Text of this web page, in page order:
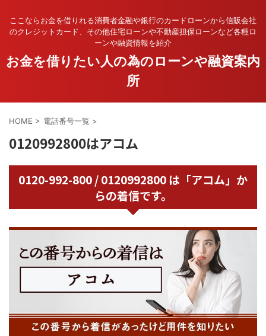
ここならお金を借りれる消費者金融や銀行のカードローンから信販会社
のクレジットカード、その他住宅ローンや不動産担保ローンなど各種ロ
ーンや融資情報を紹介
お金を借りたい人の為のローンや融資案内
所
HOME > 電話番号一覧 >
0120992800はアコム
0120-992-800 / 0120992800 は「アコム」か
らの着信です。